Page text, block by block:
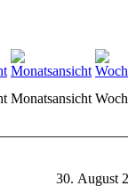
Monatsansicht
30. August